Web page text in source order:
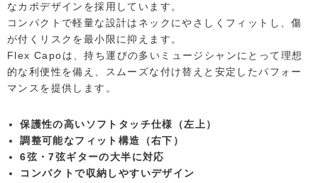
なカポデザインを採用しています。
コンパクトで軽量な設計はネックにやさしくフィットし、傷
が付くリスクを最小限に抑えます。
Flex Capoは、持ち運びの多いミュージシャンにとって理想
的な利便性を備え、スムーズな付け替えと安定したパフォー
マンスを提供します。
保護性の高いソフトタッチ仕様（左上）
調整可能なフィット構造（右下）
6弦・7弦ギターの大半に対応
コンパクトで収納しやすいデザイン